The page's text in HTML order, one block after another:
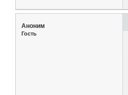
Аноним
Гость